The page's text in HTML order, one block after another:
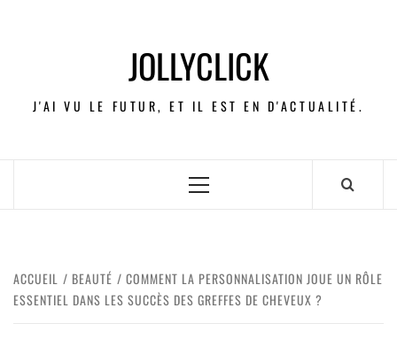
JOLLYCLICK
J'AI VU LE FUTUR, ET IL EST EN D'ACTUALITÉ.
ACCUEIL BEAUTÉ
COMMENT LA PERSONNALISATION JOUE UN RÔLE
ESSENTIEL DANS LES SUCCÈS DES GREFFES DE CHEVEUX ?